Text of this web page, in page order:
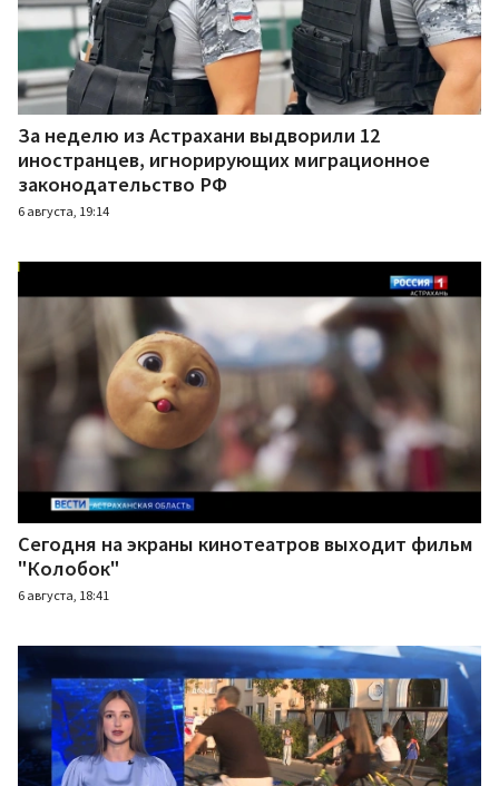
За неделю из Астрахани выдворили 12
иностранцев, игнорирующих миграционное
законодательство РФ
6 августа, 19:14
Сегодня на экраны кинотеатров выходит фильм
"Колобок"
6 августа, 18:41